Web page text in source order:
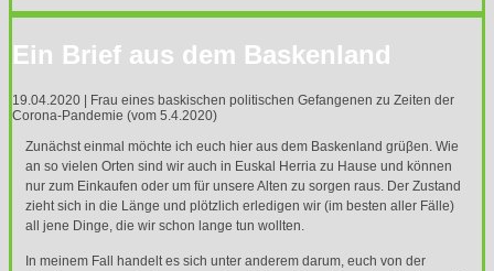
Ein Brief aus dem Baskenland
19.04.2020 | Frau eines baskischen politischen Gefangenen zu Zeiten der
Corona-Pandemie (vom 5.4.2020)
Zunächst einmal möchte ich euch hier aus dem Baskenland grüβen. Wie
an so vielen Orten sind wir auch in Euskal Herria zu Hause und können
nur zum Einkaufen oder um für unsere Alten zu sorgen raus. Der Zustand
zieht sich in die Länge und plötzlich erledigen wir (im besten aller Fälle)
all jene Dinge, die wir schon lange tun wollten.
In meinem Fall handelt es sich unter anderem darum, euch von der